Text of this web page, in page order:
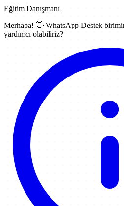
Eğitim Danışmanı
Merhaba! 👋 WhatsApp Destek
yardımcı olabiliriz?